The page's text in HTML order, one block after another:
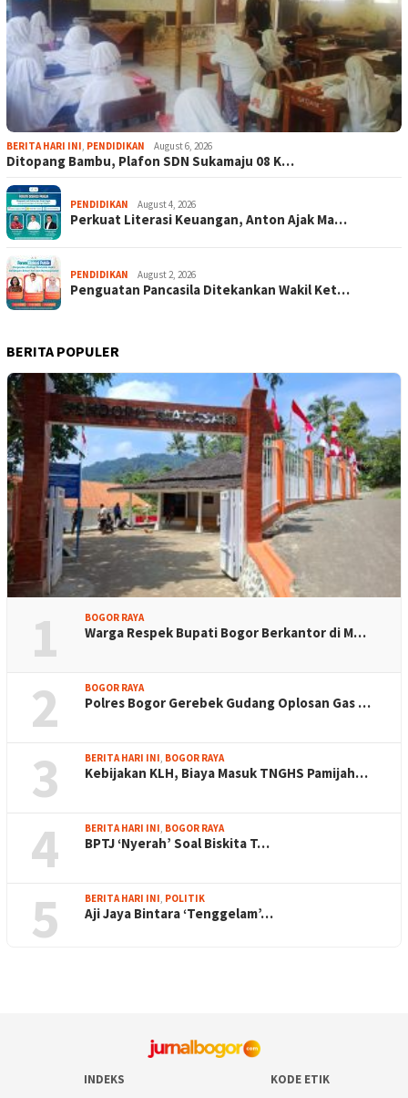
BERITA HARI INI PENDIDIKAN August 6, 2026
Ditopang Bambu, Plafon SDN Sukamaju 08 K…
PENDIDIKAN August 4, 2026
Perkuat Literasi Keuangan, Anton Ajak Ma…
PENDIDIKAN August 2, 2026
Penguatan Pancasila Ditekankan Wakil Ket…
BERITA POPULER
1 BOGOR RAYA
Warga Respek Bupati Bogor Berkantor di M…
2 BOGOR RAYA
Polres Bogor Gerebek Gudang Oplosan Gas …
3 BERITA HARI INI BOGOR RAYA
Kebijakan KLH, Biaya Masuk TNGHS Pamijah…
4 BERITA HARI INI BOGOR RAYA
BPTJ ‘Nyerah’ Soal Biskita T…
5 BERITA HARI INI POLITIK
Aji Jaya Bintara ‘Tenggelam’…
INDEKS
KODE ETIK